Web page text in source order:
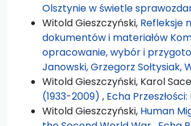
Olsztynie w świetle
Witold Gieszczyński, Refleksje
dokumentów i materiałów
opracowanie, wybór i
Janowski, Grzegorz Sołtysiak,
Witold Gieszczyński, Karol
(1933-2009) , Echa
Witold Gieszczyński, Human